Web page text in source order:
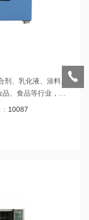
、乳化液、涂料、
、食品等行业，通
10087